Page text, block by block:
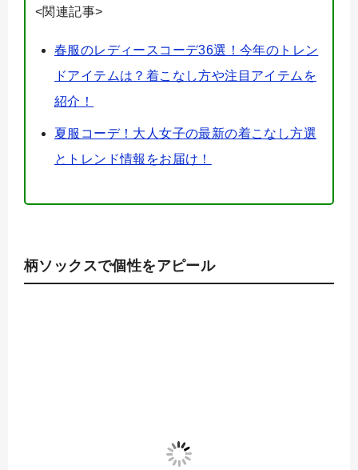
<関連記事>
春服のレディースコーデ36選！今年のトレン
ドアイテムは？着こなし方や注目アイテムを
紹介！
夏服コーデ！大人女子の最新の着こなし方選
とトレンド情報をお届け！
柄ソックスで個性をアピール